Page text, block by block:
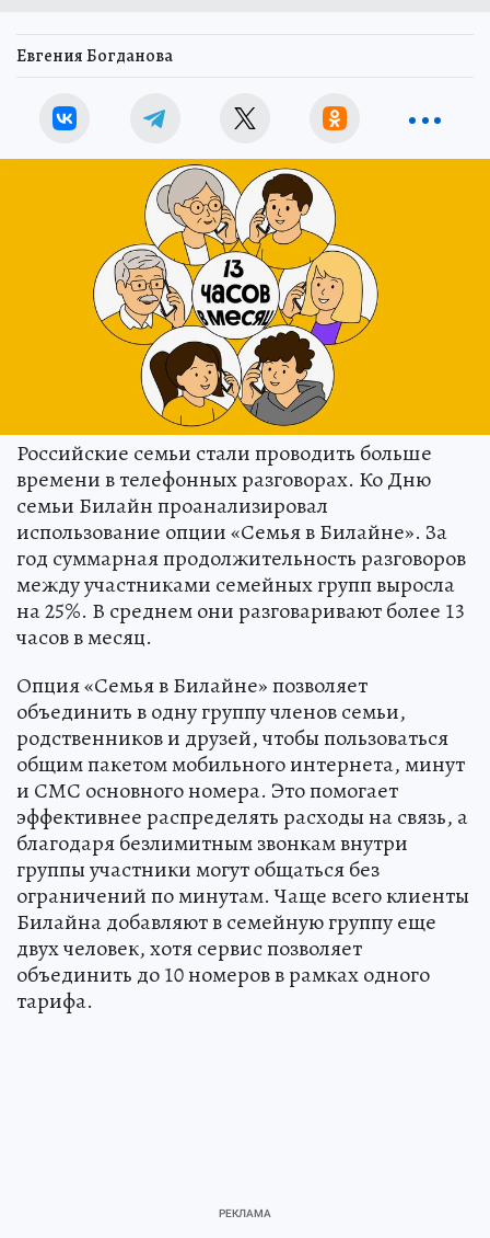
Евгения Богданова
Российские семьи стали проводить больше
времени в телефонных разговорах. Ко Дню
семьи Билайн проанализировал
использование опции «Семья в Билайне». За
год суммарная продолжительность разговоров
между участниками семейных групп выросла
на 25%. В среднем они разговаривают более 13
часов в месяц.
Опция «Семья в Билайне» позволяет
объединить в одну группу членов семьи,
родственников и друзей, чтобы пользоваться
общим пакетом мобильного интернета, минут
и СМС основного номера. Это помогает
эффективнее распределять расходы на связь, а
благодаря безлимитным звонкам внутри
группы участники могут общаться без
ограничений по минутам. Чаще всего клиенты
Билайна добавляют в семейную группу еще
двух человек, хотя сервис позволяет
объединить до 10 номеров в рамках одного
тарифа.